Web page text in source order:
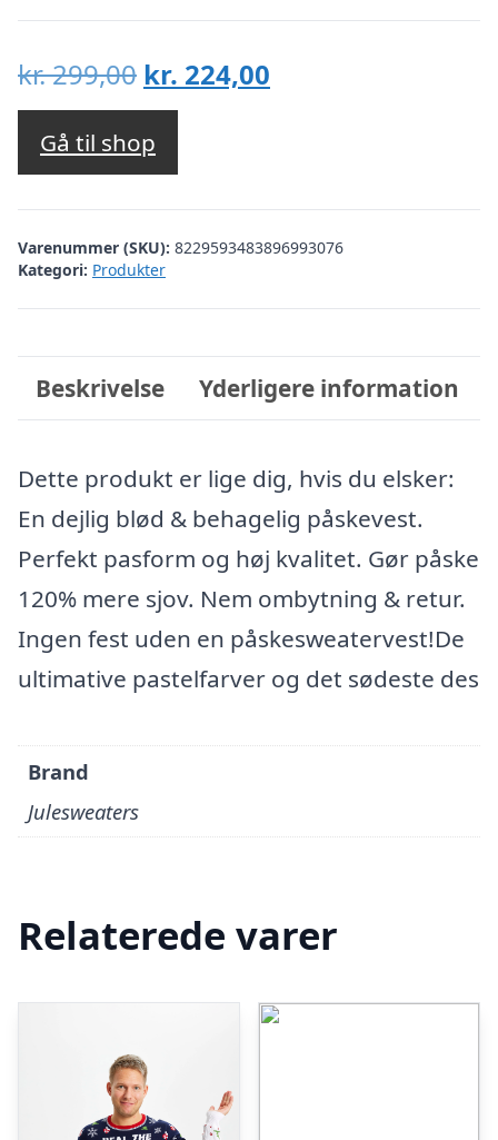
kr.299,00 Den
oprindelige
pris
var:
kr. 299,00.
kr. 224,00
kr. 224,00.
Gå til shop
Varenummer (SKU): 8229593483896993076
Kategori: Produkter
Beskrivelse Yderligere information
Dette produkt er lige dig, hvis du elsker:
En dejlig blød & behagelig påskevest.
Perfekt pasform og høj kvalitet. Gør påske
120% mere sjov. Nem ombytning & retur.
Ingen fest uden en påskesweatervest!De
ultimative pastelfarver og det sødeste des
Brand
Julesweaters
Relaterede varer